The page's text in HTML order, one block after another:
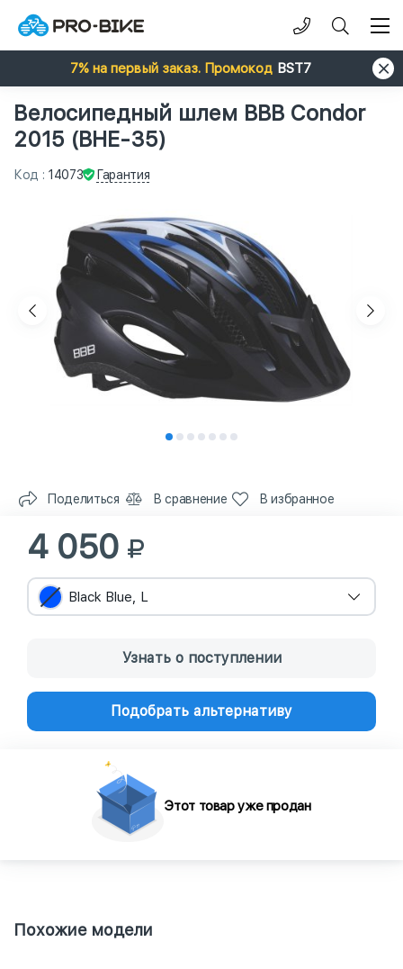
7% на первый заказ. Промокод BST7
Велосипедный шлем BBB Condor
2015 (BHE-35)
Код : 14073 Гарантия
Поделиться В сравнение В избранное
4 050
Black Blue, L
Узнать о поступлении
Подобрать альтернативу
Этот товар уже продан
Похожие модели